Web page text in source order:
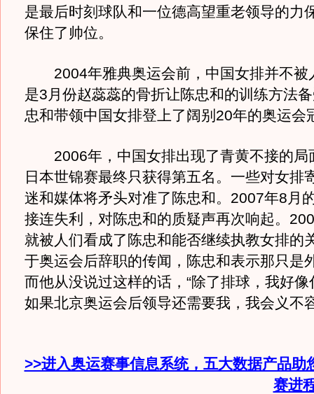
是最后时刻球队和一位德高望重老领导的力
保住了帅位。
2004年雅典奥运会前，中国女排并不被
是3月份赵蕊蕊的骨折让陈忠和的训练方法
忠和带领中国女排登上了阔别20年的奥运会
2006年，中国女排出现了青黄不接的局
日本世锦赛最终只获得第五名。一些对女排
迷和媒体将矛头对准了陈忠和。2007年8月
接连失利，对陈忠和的质疑声再次响起。
就被人们看成了陈忠和能否继续执教女排的
于奥运会后辞职的传闻，陈忠和表示那只是
而他从没说过这样的话，“除了排球，我好
如果北京奥运会后领导还需要我，我会义不
>>进入奥运赛事信息系统，五大数据产品助
赛进